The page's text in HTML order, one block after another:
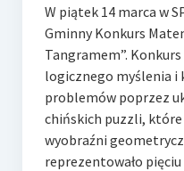
W piątek 14 marca w
Gminny Konkurs
Tangramem”.
logicznego myślenia i
problemów poprzez
chińskich puzzli,
wyobraźni
reprezentowało